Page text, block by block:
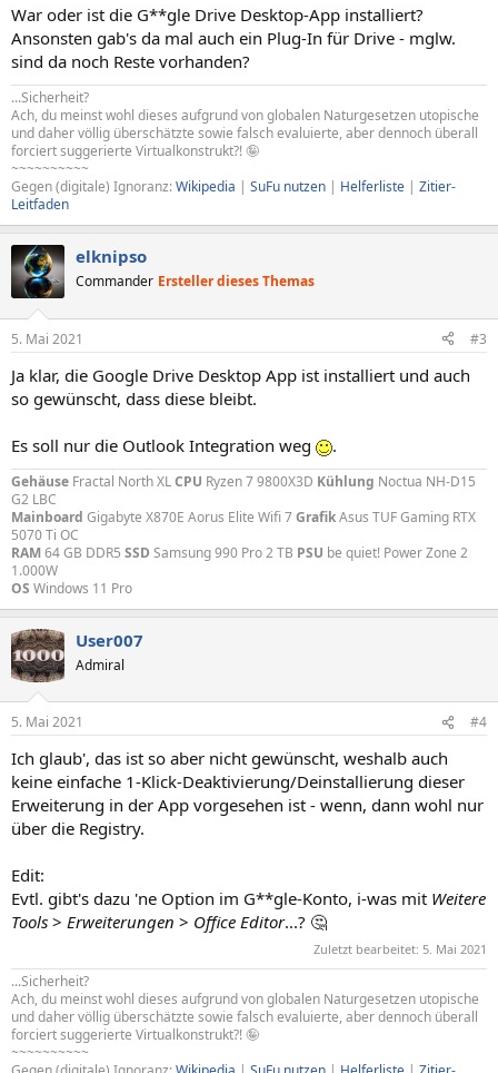
War oder ist die G**gle Drive Desktop-App installiert?
Ansonsten gab's da mal auch ein Plug-In für Drive - mglw.
sind da noch Reste vorhanden?
...Sicherheit?
Ach, du meinst wohl dieses aufgrund von globalen Naturgesetzen utopische
und daher völlig überschätzte sowie falsch evaluierte, aber dennoch überall
forciert suggerierte Virtualkonstrukt?! 🤪
~~~~~~~~~~
Gegen (digitale) Ignoranz:Wikipedia | SuFu nutzen | Helferliste | Zitier-
Leitfaden
elknipso
Commander Ersteller dieses Themas
5. Mai 2021 #3
Ja klar, die Google Drive Desktop App ist installiert und auch
so gewünscht, dass diese bleibt.
Es soll nur die Outlook Integration weg .
Gehäuse Fractal North XLCPU Ryzen 7 9800X3D Kühlung Noctua NH-D15
G2 LBC
Mainboard Gigabyte X870E Aorus Elite Wifi 7GrafikAsus TUF Gaming RTX
5070 Ti OC
RAM64 GB DDR5 SSD Samsung 990 Pro 2 TB PSU be quiet! Power Zone 2
1.000W
OS Windows 11 Pro
User007
Admiral
5. Mai 2021 #4
Ich glaub', das ist so aber nicht gewünscht, weshalb auch
keine einfache 1-Klick-Deaktivierung/Deinstallierung dieser
Erweiterung in der App vorgesehen ist - wenn, dann wohl nur
über die Registry.
Edit:
Evtl. gibt's dazu 'ne Option im G**gle-Konto, i-was mit Weitere
Tools > Erweiterungen > Office Editor...? 🤔
Zuletzt bearbeitet: 5. Mai 2021
...Sicherheit?
Ach, du meinst wohl dieses aufgrund von globalen Naturgesetzen utopische
und daher völlig überschätzte sowie falsch evaluierte, aber dennoch überall
forciert suggerierte Virtualkonstrukt?! 🤪
~~~~~~~~~~